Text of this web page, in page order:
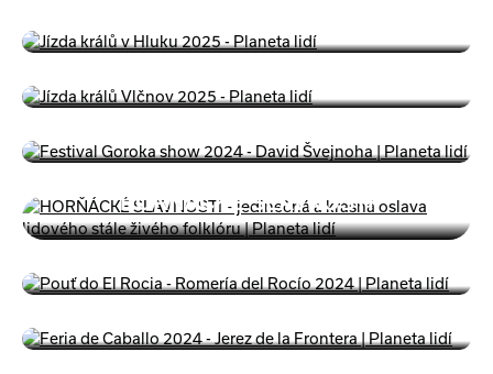
HORŇÁCKÉ SLAVNOSTI